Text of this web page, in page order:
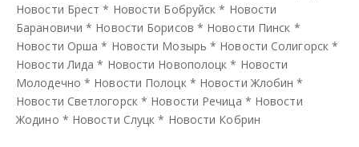
Новости Брест * Новости Бобруйск * Новости
Барановичи * Новости Борисов * Новости Пинск *
Новости Орша * Новости Мозырь * Новости Солигорск *
Новости Лида * Новости Новополоцк * Новости
Молодечно * Новости Полоцк * Новости Жлобин *
Новости Светлогорск * Новости Речица * Новости
Жодино * Новости Слуцк * Новости Кобрин